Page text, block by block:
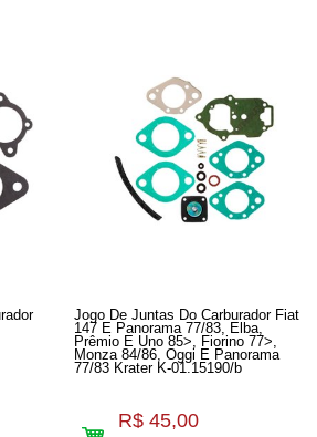
Jogo De Juntas Do Carburador Fiat
147 E Panorama 77/83, Elba,
Prêmio E Uno 85>, Fiorino 77>,
Monza 84/86, Oggi E Panorama
77/83 Krater K-01.15190/b
R$ 45,00